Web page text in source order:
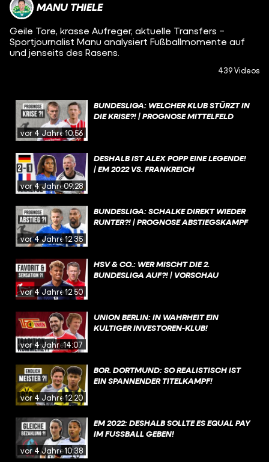
MANU THIELE
Geile Tore, krasse Aufreger, aktuelle Transfers –
Sportjournalist Manu analysiert Fußballmomente auf
und jenseits des Rasens.
439 Videos
vor 4 Jahren10:56
BUNDESLIGA: WELCHER KLUB STÜRZT IN
DIE KRISE?! | PROGNOSE MITTELFELD
vor 4 Jahren09:28
DESHALB IST ALEX POPP EINE LEGENDE!
| EM 2022 VS. FRANKREICH
vor 4 Jahren12:35
BUNDESLIGA: SCHALKE DIREKT WIEDER
RUNTER?! | PROGNOSE ABSTIEGSKAMPF
vor 4 Jahren12:50
HSV & CO.: WER MISCHT DIE 2.
BUNDESLIGA AUF?! | VORSCHAU
vor 4 Jahren14:07
UNION BERLIN: IN WAHRHEIT EIN
KULTIGER INVESTOREN-KLUB!
vor 4 Jahren12:20
BOR. DORTMUND: SO REALISTISCH IST
EIN SPANNENDER TITELKAMPF!
vor 4 Jahren10:38
EM 2022: DESHALB SOLLTE ES EQUAL PAY
IM FUSSBALL GEBEN!